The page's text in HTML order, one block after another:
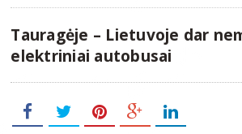
Tauragėje – Lietuvoje dar
elektriniai autobusai